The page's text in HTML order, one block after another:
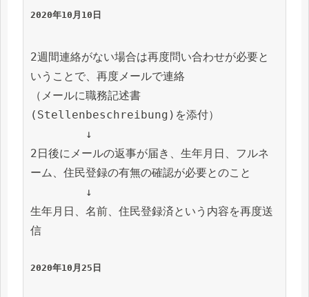
2020年10月10日
2週間連絡がない場合は再度問い合わせが必要と
いうことで、再度メールで連絡
（メールに職務記述書
(Stellenbeschreibung)を添付）
↓
2日後にメールの返事が届き、生年月日、フルネ
ーム、住民登録の有無の確認が必要とのこと
↓
生年月日、名前、住民登録済という内容を再度送
信
2020年10月25日